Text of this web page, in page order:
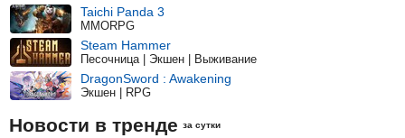
Taichi Panda 3
MMORPG
Steam Hammer
Песочница | Экшен | Выживание
DragonSword : Awakening
Экшен | RPG
Новости в тренде за сутки